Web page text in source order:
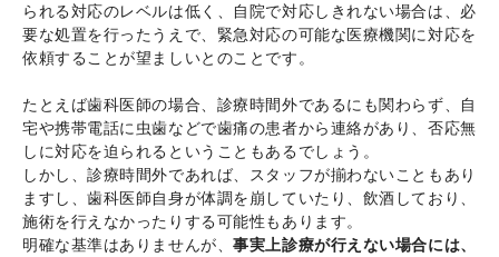
られる対応のレベルは低く、自院で対応しきれない場合は、必
要な処置を行ったうえで、緊急対応の可能な医療機関に対応を
依頼することが望ましいとのことです。
たとえば歯科医師の場合、診療時間外であるにも関わらず、自
宅や携帯電話に虫歯などで歯痛の患者から連絡があり、否応無
しに対応を迫られるということもあるでしょう。
しかし、診療時間外であれば、スタッフが揃わないこともあり
ますし、歯科医師自身が体調を崩していたり、飲酒しており、
施術を行えなかったりする可能性もあります。
明確な基準はありませんが、事実上診療が行えない場合には、